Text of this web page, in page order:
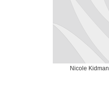
Nicole Kidman